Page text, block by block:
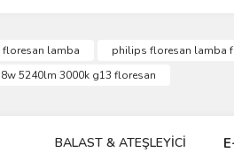
floresan lamba philips floresan lamba
5240lm 3000k g13 floresan
BALAST & ATEŞLEYİCİ